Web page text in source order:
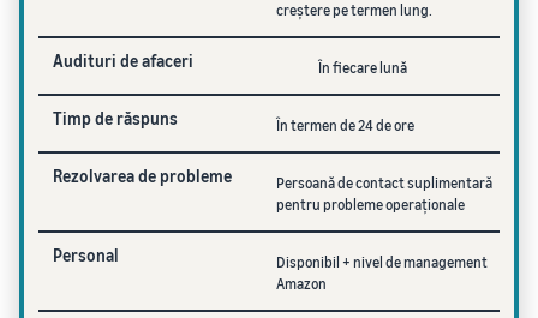
creștere pe termen lung.
Audituri de afaceri În fiecare lună
Timp de răspuns În termen de 24 de ore
Rezolvarea de probleme
Persoană de contact suplimentară
pentru probleme operaționale
Personal
Disponibil + nivel de management
Amazon